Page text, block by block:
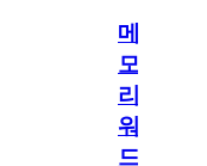
메
모
리
워
드